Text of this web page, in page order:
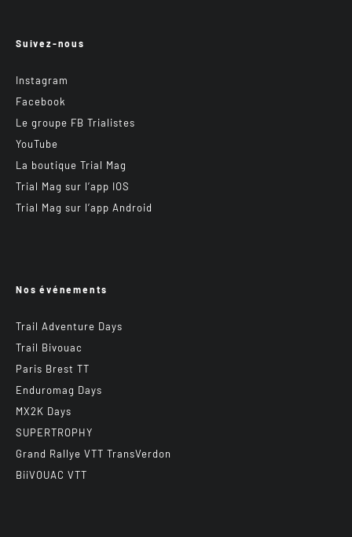
Suivez-nous
Instagram
Facebook
Le groupe FB Trialistes
YouTube
La boutique Trial Mag
Trial Mag sur l’app IOS
Trial Mag sur l’app Android
Nos événements
Trail Adventure Days
Trail Bivouac
Paris Brest TT
Enduromag Days
MX2K Days
SUPERTROPHY
Grand Rallye VTT TransVerdon
BiiVOUAC VTT